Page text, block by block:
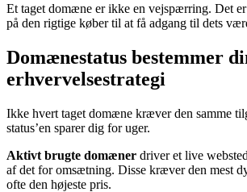
Et taget domæne er ikke en vejspærring. Det
på den rigtige køber til at få adgang til dets
Domænestatus bestemmer
erhvervelsestrategi
Ikke hvert taget domæne kræver den samme
status’en sparer dig for uger.
Aktivt brugte domæner driver et live
af det for omsætning. Disse kræver den mest
ofte den højeste pris.